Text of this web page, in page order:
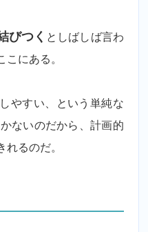
びつく としばしば言わ
にある。
やすい、という単純な
ないのだから、計画的
るのだ。